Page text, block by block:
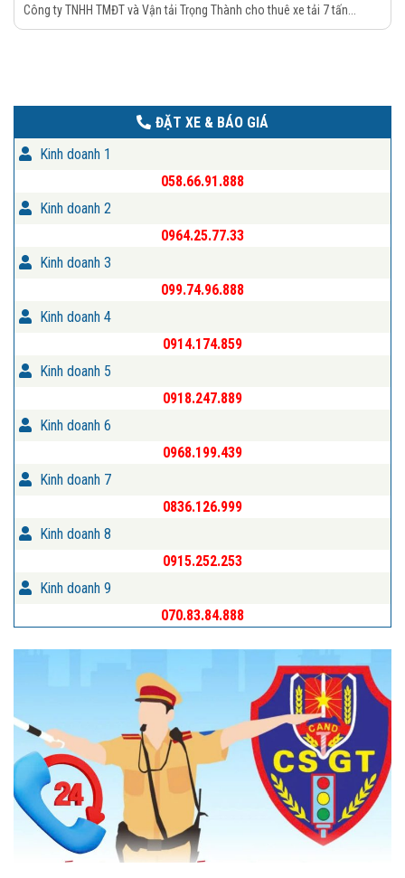
Công ty TNHH TMĐT và Vận tải Trọng Thành cho thuê xe tải 7 tấn...
ĐẶT XE & BÁO GIÁ
Kinh doanh 1
058.66.91.888
Kinh doanh 2
0964.25.77.33
Kinh doanh 3
099.74.96.888
Kinh doanh 4
0914.174.859
Kinh doanh 5
0918.247.889
Kinh doanh 6
0968.199.439
Kinh doanh 7
0836.126.999
Kinh doanh 8
0915.252.253
Kinh doanh 9
070.83.84.888